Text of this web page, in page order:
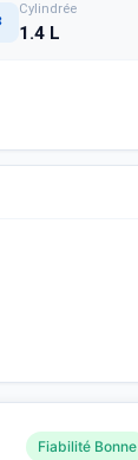
Cylindrée
1.4 L
Fiabilité Bonne